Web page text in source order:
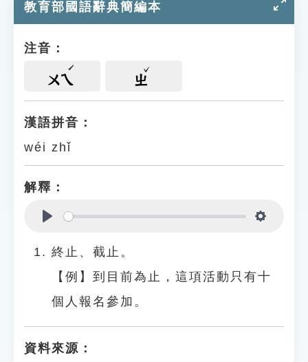
單字索引
遊戲專區
貓頭鷹博士
教育部國語辭典簡編本
注音：
ㄨㄟ ㄓ
漢語拼音：
wéi zhǐ
解釋：
終止、截止。
【例】到目前為止，這項活動只有十
個人報名參加。
資料來源：